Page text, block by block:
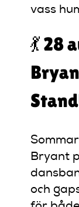
vass
💃 28
Bryant
och